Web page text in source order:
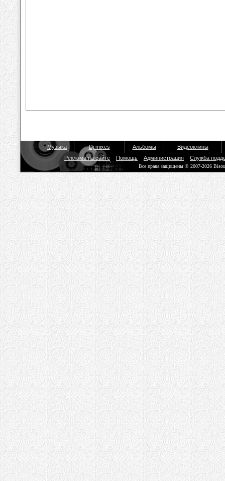
Музыка Dj mixes Альбомы
Видеоклипы
Реклама на сайте
Помощь Администрация Служба
Все права защищены © 2007-2026